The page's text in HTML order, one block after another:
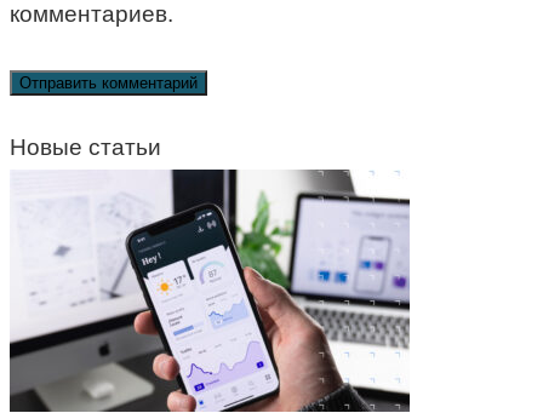
комментариев.
Новые статьи